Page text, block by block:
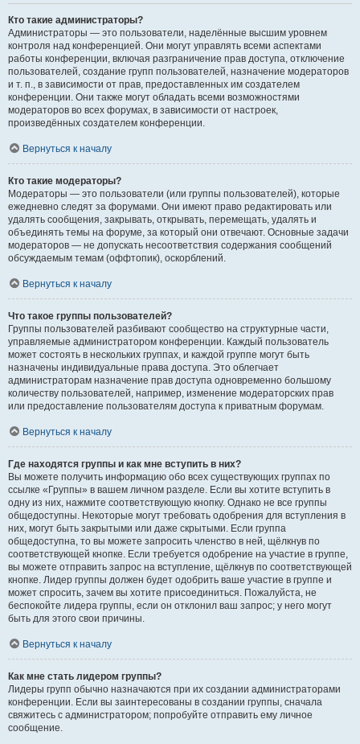
Кто такие администраторы?
Администраторы — это пользователи, наделённые высшим уровнем
контроля над конференцией. Они могут управлять всеми аспектами
работы конференции, включая разграничение прав доступа, отключение
пользователей, создание групп пользователей, назначение модераторов
и т. п., в зависимости от прав, предоставленных им создателем
конференции. Они также могут обладать всеми возможностями
модераторов во всех форумах, в зависимости от настроек,
произведённых создателем конференции.
Вернуться к началу
Кто такие модераторы?
Модераторы — это пользователи (или группы пользователей), которые
ежедневно следят за форумами. Они имеют право редактировать или
удалять сообщения, закрывать, открывать, перемещать, удалять и
объединять темы на форуме, за который они отвечают. Основные задачи
модераторов — не допускать несоответствия содержания сообщений
обсуждаемым темам (оффтопик), оскорблений.
Вернуться к началу
Что такое группы пользователей?
Группы пользователей разбивают сообщество на структурные части,
управляемые администратором конференции. Каждый пользователь
может состоять в нескольких группах, и каждой группе могут быть
назначены индивидуальные права доступа. Это облегчает
администраторам назначение прав доступа одновременно большому
количеству пользователей, например, изменение модераторских прав
или предоставление пользователям доступа к приватным форумам.
Вернуться к началу
Где находятся группы и как мне вступить в них?
Вы можете получить информацию обо всех существующих группах по
ссылке «Группы» в вашем личном разделе. Если вы хотите вступить в
одну из них, нажмите соответствующую кнопку. Однако не все группы
общедоступны. Некоторые могут требовать одобрения для вступления в
них, могут быть закрытыми или даже скрытыми. Если группа
общедоступна, то вы можете запросить членство в ней, щёлкнув по
соответствующей кнопке. Если требуется одобрение на участие в группе,
вы можете отправить запрос на вступление, щёлкнув по соответствующей
кнопке. Лидер группы должен будет одобрить ваше участие в группе и
может спросить, зачем вы хотите присоединиться. Пожалуйста, не
беспокойте лидера группы, если он отклонил ваш запрос; у него могут
быть для этого свои причины.
Вернуться к началу
Как мне стать лидером группы?
Лидеры групп обычно назначаются при их создании администраторами
конференции. Если вы заинтересованы в создании группы, сначала
свяжитесь с администратором; попробуйте отправить ему личное
сообщение.